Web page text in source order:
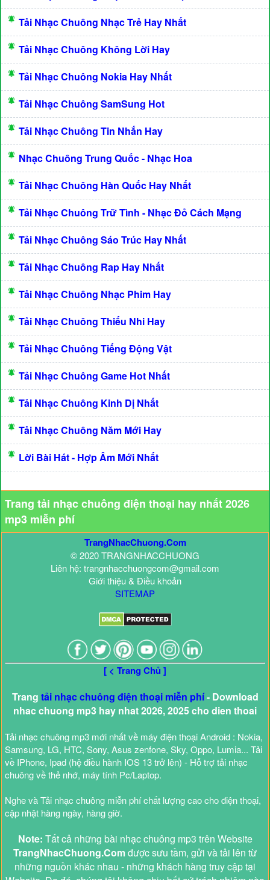
Tải Nhạc Chuông Nhạc Trẻ Hay Nhất
Tải Nhạc Chuông Không Lời Hay
Tải Nhạc Chuông Nokia Hay Nhất
Tải Nhạc Chuông SamSung Hot
Tải Nhạc Chuông Tin Nhắn Hay
Nhạc Chuông Trung Quốc - Nhạc Hoa
Tải Nhạc Chuông Hàn Quốc Hay Nhất
Tải Nhạc Chuông Trữ Tình - Nhạc Đỏ Cách Mạng
Tải Nhạc Chuông Sáo Trúc Hay Nhất
Tải Nhạc Chuông Rap Hay Nhất
Tải Nhạc Chuông Nhạc Phim Hay
Tải Nhạc Chuông Thiếu Nhi Hay
Tải Nhạc Chuông Tiếng Động Vật
Tải Nhạc Chuông Game Hot Nhất
Tải Nhạc Chuông Kinh Dị Nhất
Tải Nhạc Chuông Năm Mới Hay
Lời Bài Hát - Hợp Âm Mới Nhất
Trang tải nhạc chuông điện thoại hay nhất 2026
mp3 miễn phí
TrangNhacChuong.Com
© 2020 TRANGNHACCHUONG
Liên hệ: trangnhacchuongcom@gmail.com
Giới thiệu & Điều khoản
SITEMAP
[ < Trang Chủ ]
Trang tải nhạc chuông điện thoại miễn phí- Download
nhac chuong mp3 hay nhat 2026, 2025 cho dien thoai
Tải nhạc chuông mp3 mới nhất về máy điện thoại Android : Nokia,
Samsung, LG, HTC, Sony, Asus zenfone, Sky, Oppo, Lumia... Tải
về IPhone, Ipad (hệ điều hành IOS 13 trở lên) - Hỗ trợ tải nhạc
chuông về thẻ nhớ, máy tính Pc/Laptop.
Nghe và Tải nhạc chuông miễn phí chất lượng cao cho điện thoại,
cập nhật hàng ngày, hàng giờ.
Note: Tất cả những bài nhạc chuông mp3 trên Website
TrangNhacChuong.Comđược sưu tầm, gửi và tải lên từ
những nguồn khác nhau - những khách hàng truy cập tại